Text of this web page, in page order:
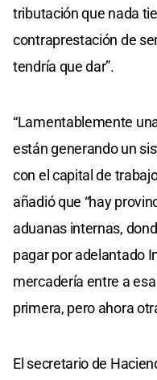
tributación que nada
contraprestación de
tendría que dar”.
“Lamentablemente
están generando un
con el capital de
añadió que “hay
aduanas internas,
pagar por adelantado
mercadería entre a
primera, pero ahora
El secretario de